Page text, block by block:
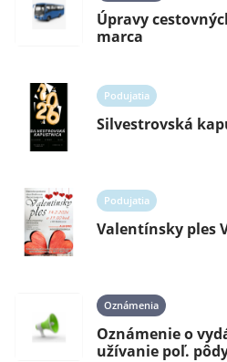
Úpravy
marca
Podujatia
Silvestrovská
Podujatia
Valentínsky ples
Oznámenia
Oznámenie o
užívanie poľ.